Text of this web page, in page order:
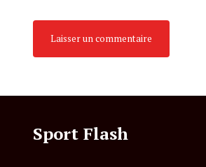
Sport Flash